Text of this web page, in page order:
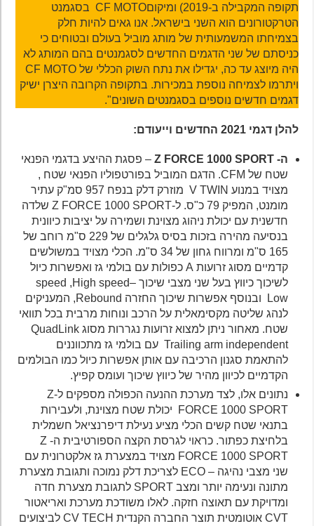
תקופה המקבילה ב-2019) ומיקוםCF MOTO בסגמנט
הטרקטורונים הוא השני בישראל. אנו גאים להיות חלק
בצמיחתו המשמעותית של מותג מוביל בעולם ובטוחים כי
כניסתם של שני הדגמים החדשים לסגמנטים בהם המותג לא
היה מיוצג עד כה, יגדילו את נתח השוק הכללי של CF MOTO
ויתרמו לצמיחה נוספת במכירות. בתקופה הקרובה היצרן ישיק
דגמים חדשים נוספים בסגמנטים השונים".
להלן דגמי 2021 החדשים וייעודם:
ה- Z FORCE 1000 SPORT
– פסגת ההיצע בדגמי הפנאי
שטח של CFM. הדגם המוביל בפורטפוליו הפנאי שטח ,
מצויד במנוע V TWIN מוזרק דלק בנפח 957 סמ"ק עתיר
מומנט, המפיק 79 כ"ס. ל-Z FORCE 1000 SPORT שלדה
חדשנית עם יכולת ניהוג מצוינת ושמירה על יציבות כיוונית
בנסיעה מהירה בזכות בסיס גלגלים של 229 ס"מ רוחב של
165 ס"מ ומרווח גחון של 34 ס"מ. הכלי מצויד במשולשים
קדמיים מסוג זרועות A כפולות עם בולמי גז ואפשרות כיול
לשיכוך כיווץ בעל שני מצבי שיכוך –speed ,High speed
Lowובנוסף אפשרות שיכוך החזרה Rebound, המעניקים
לנהג שליטה מקסימאלית על הרכב ונוחות מרבית בכל תוואי
שטח. מאחור ניתן למצוא זרועות נגררות מסוג QuadLink
Trailing arm independent עם בולמי גז מתכווננים
להתאמת סגנון הרכיבה עם אותן אפשרות כיול כמו הבולמים
הקדמיים לכיוון מהיר של כיווץ שיכוך ועומס קפיץ.
נתונים אלו, לצד מערכת ההנעה הכפולה מספקים ל-Z
FORCE 1000 SPORT יכולת שטח מצוינת, ולעבירות
בתנאי שטח קשים הכלי מציע נעילת דיפרנציאל חשמלית
בלחיצת כפתור. כראוי לגרסת הקצה הספורטיבית ה- Z
FORCE 1000 SPORT מצויד במצערת גז אלקטרונית עם
שני מצבי נהיגה – ECO לצריכת דלק נמוכה ותגובת מצערת
מתונה ונעימה יותר ומצב SPORT לתגובת מצערת חדה
ומדויקת עם תאוצה חזקה. לאלו משודכת מערכת ואריאטור
CVT אוטומטית תוצר החברה הקנדית CV TECH לביצועים